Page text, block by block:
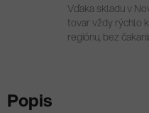
Vďaka skladu v
tovar vždy rýchlo
regiónu, bez
Popis